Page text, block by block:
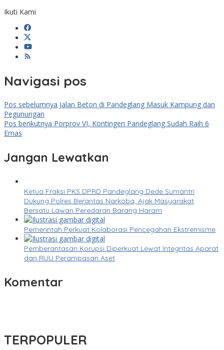
Ikuti Kami
Navigasi pos
Pos sebelumnya Jalan Beton di Pandeglang Masuk Kampung dan
Pegunungan
Pos berikutnya Porprov VI, Kontingen Pandeglang Sudah Raih 6
Emas
Jangan Lewatkan
Ketua Fraksi PKS DPRD Pandeglang Dede Sumantri
Dukung Polres Berantas Narkoba, Ajak Masyarakat
Bersatu Lawan Peredaran Barang Haram
Pemerintah Perkuat Kolaborasi Pencegahan Ekstremisme
Pemberantasan Korupsi Diperkuat Lewat Integritas Aparat
dan RUU Perampasan Aset
Komentar
TERPOPULER